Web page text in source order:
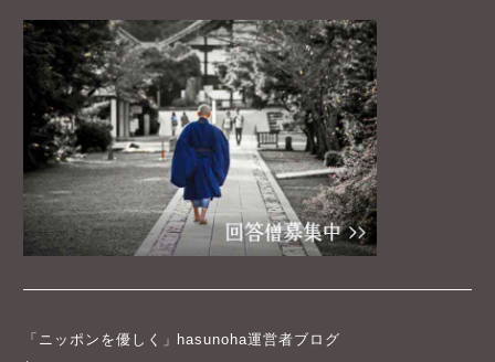
「ニッポンを優しく」hasunoha運営者ブログ